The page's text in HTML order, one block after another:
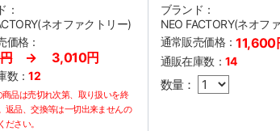
：
ネオファクトリー)
価格：
→ 3,010円
数：12
品は売切れ次第、取り扱いを終
返品、交換等は一切出来ませんの
ださい。
ブランド：
NEO FACTORY(ネオフ
通常販売価格：11,600
通販在庫数： 14
数量：